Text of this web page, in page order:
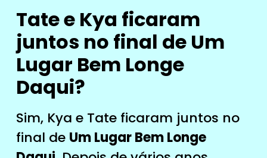
Tate e Kya ficaram
juntos no final de Um
Lugar Bem Longe
Daqui?
Sim, Kya e Tate ficaram juntos no
final de Um Lugar Bem Longe